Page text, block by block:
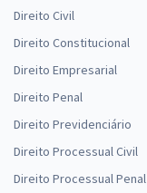
Direito Civil
Direito Constitucional
Direito Empresarial
Direito Penal
Direito Previdenciário
Direito Processual Civil
Direito Processual Penal